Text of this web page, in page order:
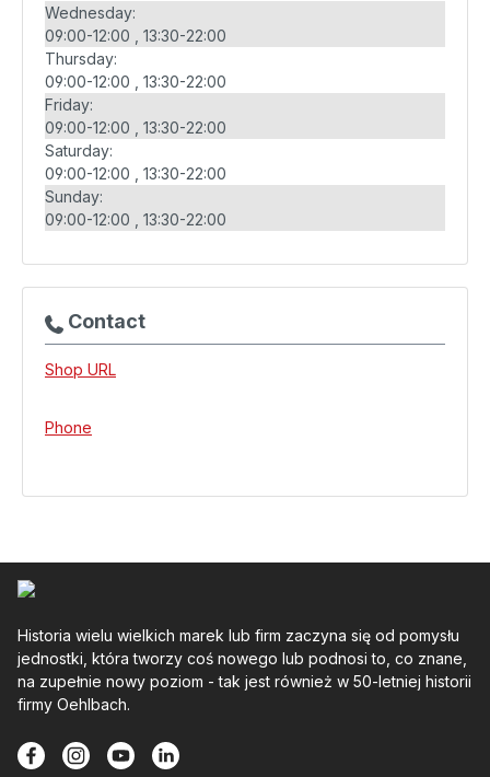
Wednesday:
09:00-12:00
13:30-22:00
Thursday:
09:00-12:00
13:30-22:00
Friday:
09:00-12:00
13:30-22:00
Saturday:
09:00-12:00
13:30-22:00
Sunday:
09:00-12:00
13:30-22:00
Contact
Shop URL
Phone
Historia wielu wielkich marek lub firm zaczyna się od pomysłu
jednostki, która tworzy coś nowego lub podnosi to, co znane,
na zupełnie nowy poziom - tak jest również w 50-letniej historii
firmy Oehlbach.